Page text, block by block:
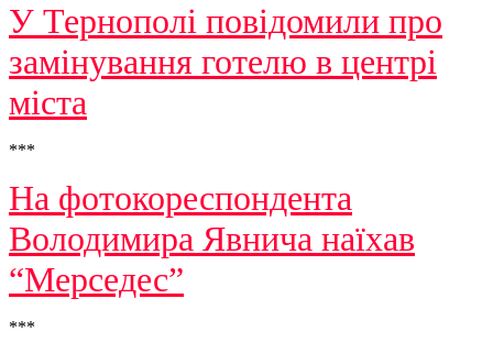
У Тернополі повідомили про
замінування готелю в центрі
міста
***
На фотокореспондента
Володимира Явнича наїхав
“Мерседес”
***